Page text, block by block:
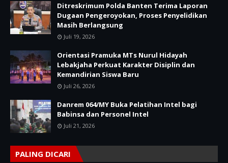
Ditreskrimum Polda Banten Terima Laporan
Dugaan Pengeroyokan, Proses Penyelidikan
Masih Berlangsung
Juli 19, 2026
Orientasi Pramuka MTs Nurul Hidayah
Lebakjaha Perkuat Karakter Disiplin dan
Kemandirian Siswa Baru
Juli 26, 2026
Danrem 064/MY Buka Pelatihan Intel bagi
Babinsa dan Personel Intel
Juli 21, 2026
PALING DICARI